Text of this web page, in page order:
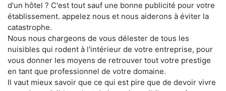
d'un hôtel ? C'est tout sauf une bonne publicité pour votre
établissement. appelez nous et nous aiderons à éviter la
catastrophe.
Nous nous chargeons de vous délester de tous les
nuisibles qui rodent à l'intérieur de votre entreprise, pour
vous donner les moyens de retrouver tout votre prestige
en tant que professionnel de votre domaine.
Il vaut mieux savoir que ce qui est pire que de devoir vivre